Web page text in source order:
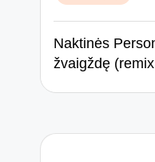
Naktinės
žvaigždę